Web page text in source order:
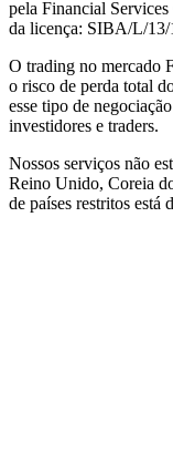
pela Financial
da licença: SIBA/L/13/
O trading no mercado
o risco de perda total
esse tipo de
investidores e traders.
Nossos serviços não
Reino Unido, Coreia
de países restritos está